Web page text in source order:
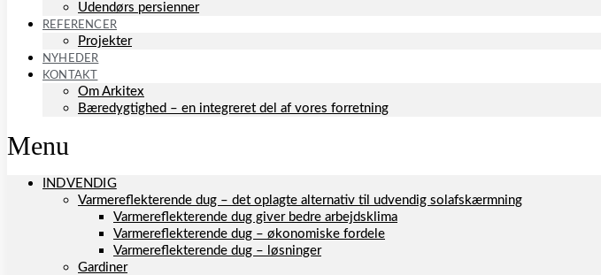
Udendørs persienner
REFERENCER
Projekter
NYHEDER
KONTAKT
Om Arkitex
Bæredygtighed – en integreret del af vores forretning
Menu
INDVENDIG
Varmereflekterende dug – det oplagte alternativ til udvendig solafskærmning
Varmereflekterende dug giver bedre arbejdsklima
Varmereflekterende dug – økonomiske fordele
Varmereflekterende dug – løsninger
Gardiner